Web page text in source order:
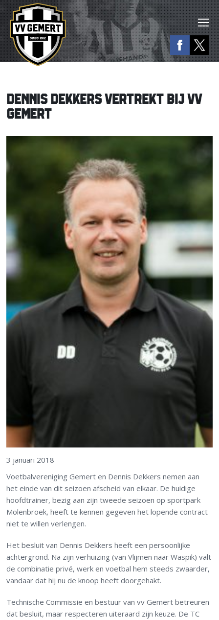
DENNIS DEKKERS VERTREKT BIJ VV
GEMERT
3 januari 2018
Voetbalvereniging Gemert en Dennis Dekkers nemen aan
het einde van dit seizoen afscheid van elkaar. De huidige
hoofdtrainer, bezig aan zijn tweede seizoen op sportpark
Molenbroek, heeft te kennen gegeven het lopende contract
niet te willen verlengen.
Het besluit van Dennis Dekkers heeft een persoonlijke
achtergrond. Na zijn verhuizing (van Vlijmen naar Waspik) valt
de combinatie privé, werk en voetbal hem steeds zwaarder,
vandaar dat hij nu de knoop heeft doorgehakt.
Technische Commissie en bestuur van vv Gemert betreuren
dat besluit, maar respecteren uiteraard zijn keuze. De TC